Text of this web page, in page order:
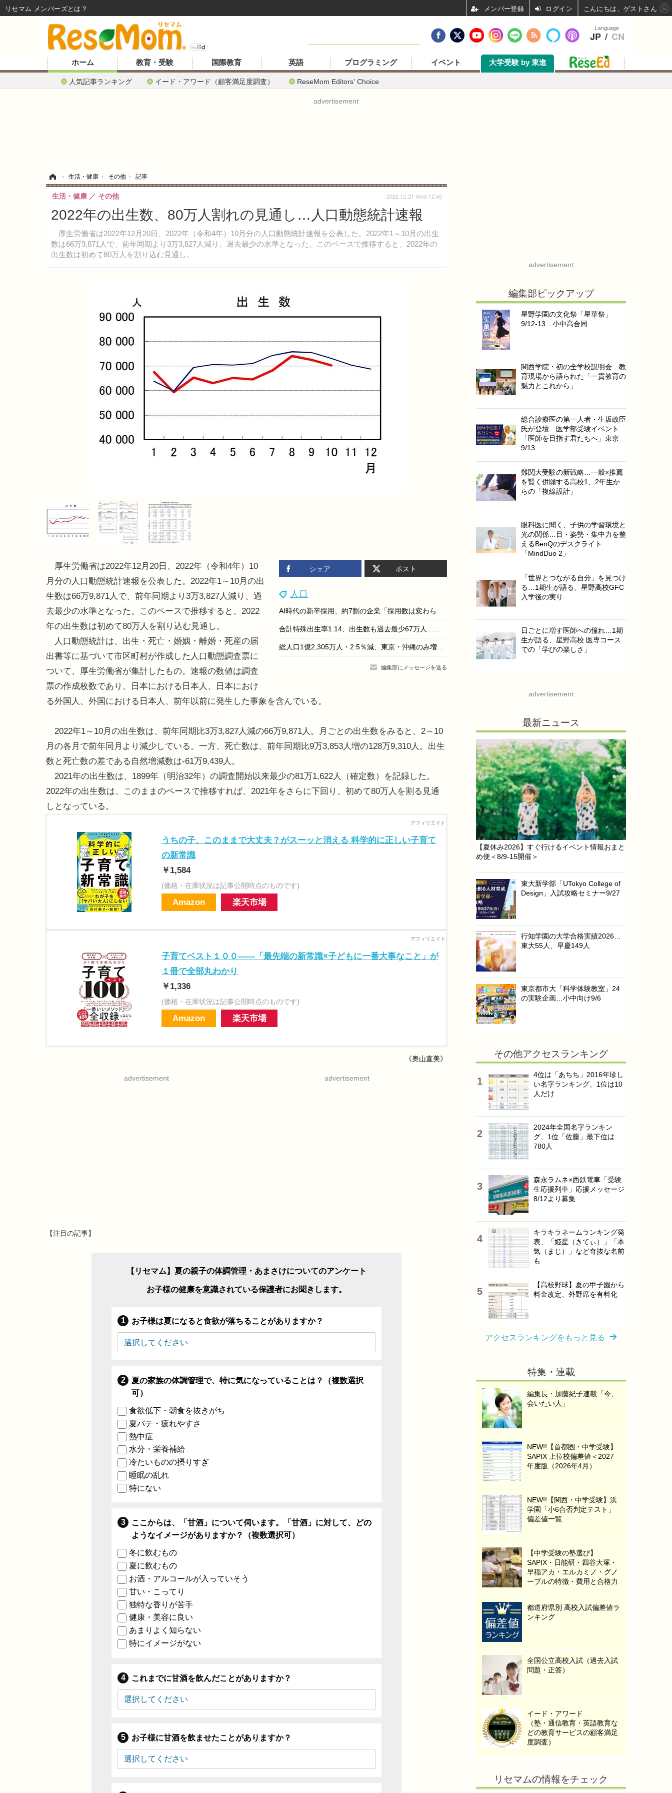
ホーム
人気記事ランキング イード・アワード（顧客満足度調査） ReseMom Editors' Choice
教育・受験 国際教育 英語 プログラミング イベント 大学受験 by 東進
advertisement
› 生活・健康 › その他 › 記事
2022年の出生数、80万人割れの見通し…人口動態統計速報
厚生労働省は2022年12月20日、2022年（令和4年）10月分の人口動態統計速報を公表した。2022年1～10月の出生
数は66万9,871人で、前年同期より3万3,827人減り、過去最少の水準となった。このペースで推移すると、2022年の
出生数は初めて80万人を割り込む見通し。
生活・健康 その他 2022.12.21 Wed 12:45
シェア ポスト
人口
AI時代の新卒採用、約7割の企業「採用数は変わらず」リクルートワークス調査
合計特殊出生率1.14、出生数も過去最少67万人…人口動態統計
総人口1億2,305万人・2.5％減、東京・沖縄のみ増…国勢調査
編集部にメッセージを送る
厚生労働省は2022年12月20日、2022年（令和4年）10
月分の人口動態統計速報を公表した。2022年1～10月の出
生数は66万9,871人で、前年同期より3万3,827人減り、過
去最少の水準となった。このペースで推移すると、2022
年の出生数は初めて80万人を割り込む見通し。
人口動態統計は、出生・死亡・婚姻・離婚・死産の届
出書等に基づいて市区町村が作成した人口動態調査票に
ついて、厚生労働省が集計したもの。速報の数値は調査
票の作成枚数であり、日本における日本人、日本におけ
る外国人、外国における日本人、前年以前に発生した事象を含んでいる。
2022年1～10月の出生数は、前年同期比3万3,827人減の66万9,871人。月ごとの出生数をみると、2～10
月の各月で前年同月より減少している。一方、死亡数は、前年同期比9万3,853人増の128万9,310人。出生
数と死亡数の差である自然増減数は-61万9,439人。
2021年の出生数は、1899年（明治32年）の調査開始以来最少の81万1,622人（確定数）を記録した。
2022年の出生数は、このままのペースで推移すれば、2021年をさらに下回り、初めて80万人を割る見通
しとなっている。
うちの子、このままで大丈夫？がスーッと消える 科学的に正しい子育て
の新常識
￥1,584
(価格・在庫状況は記事公開時点のものです)
Amazon 楽天市場
子育てベスト１００――「最先端の新常識×子どもに一番大事なこと」が
１冊で全部丸わかり
￥1,336
(価格・在庫状況は記事公開時点のものです)
Amazon 楽天市場
《奥山直美》
advertisement advertisement
【注目の記事】
【リセマム】夏の親子の体調管理・あまさけについてのアンケート
お子様の健康を意識されている保護者にお聞きします。
お子様は夏になると食欲が落ちることがありますか？
夏の家族の体調管理で、特に気になっていることは？（複数選択
可）
食欲低下・朝食を抜きがち
夏バテ・疲れやすさ
熱中症
水分・栄養補給
冷たいものの摂りすぎ
睡眠の乱れ
特にない
ここからは、「甘酒」について伺います。「甘酒」に対して、どの
ようなイメージがありますか？（複数選択可）
冬に飲むもの
夏に飲むもの
お酒・アルコールが入っていそう
甘い・こってり
独特な香りが苦手
健康・美容に良い
あまりよく知らない
特にイメージがない
これまでに甘酒を飲んだことがありますか？
お子様に甘酒を飲ませたことがありますか？
advertisement
編集部ピックアップ
星野学園の文化祭「星華祭」
9/12-13…小中高合同
関西学院・初の全学校説明会…教
育現場から語られた「一貫教育の
魅力とこれから」
総合診療医の第一人者・生坂政臣
氏が登壇…医学部受験イベント
「医師を目指す君たちへ」東京
9/13
難関大受験の新戦略…一般×推薦
を賢く併願する高校1、2年生か
らの「複線設計」
眼科医に聞く、子供の学習環境と
光の関係…目・姿勢・集中力を整
えるBenQのデスクライト
「MindDuo 2」
「世界とつながる自分」を見つけ
る…1期生が語る、星野高校GFC
入学後の実り
日ごとに増す医師への憧れ…1期
生が語る、星野高校 医専コース
での「学びの楽しさ」
advertisement
最新ニュース
【夏休み2026】すぐ行けるイベント情報おまと
め便＜8/9-15開催＞
東大新学部「UTokyo College of
Design」入試攻略セミナー9/27
行知学園の大学合格実績2026…
東大55人、早慶149人
東京都市大「科学体験教室」24
の実験企画…小中向け9/6
その他アクセスランキング
4位は「あちち」2016年珍し
い名字ランキング、1位は10
人だけ
2024年全国名字ランキン
グ、1位「佐藤」最下位は
780人
森永ラムネ×西鉄電車「受験
生応援列車」応援メッセージ
8/12より募集
キラキラネームランキング発
表、「姫星（きてぃ）」「本
気（まじ）」など奇抜な名前
も
【高校野球】夏の甲子園から
料金改定、外野席を有料化
アクセスランキングをもっと見る
特集・連載
編集長・加藤紀子連載「今、
会いたい人」
NEW!!【首都圏・中学受験】
SAPIX 上位校偏差値＜2027
年度版（2026年4月）
NEW!!【関西・中学受験】浜
学園「小6合否判定テスト」
偏差値一覧
【中学受験の塾選び】
SAPIX・日能研・四谷大塚・
早稲アカ・エルカミノ・グノ
ーブルの特徴・費用と合格力
都道府県別 高校入試偏差値ラ
ンキング
全国公立高校入試（過去入試
問題・正答）
イード・アワード
（塾・通信教育・英語教育な
どの教育サービスの顧客満足
度調査）
リセマムの情報をチェック
Language
JP / CN
リセマム メンバーズ ログイン こんにちは、ゲストさん